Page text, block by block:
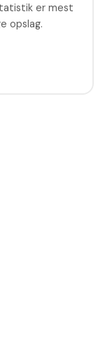
er mest
opslag.